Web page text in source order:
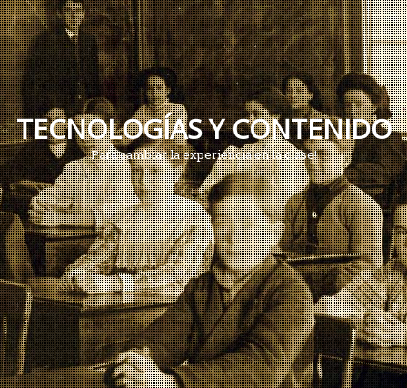
TECNOLOGÍASYCONTENIDO
Para cambiar la experiencia en la clase!